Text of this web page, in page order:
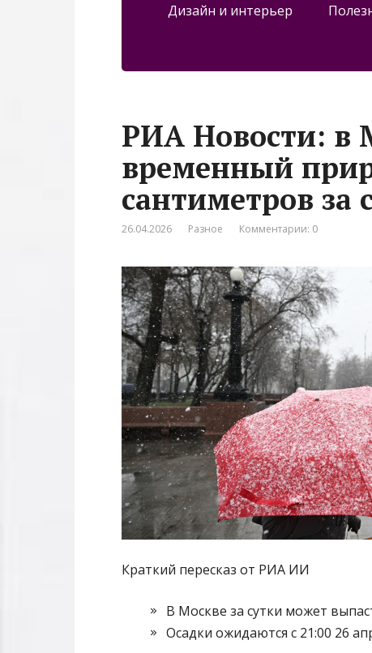
Дизайн и интерьер
РИА Новости: в
временный
сантиметров за
26.04.2026 Разное Комментарии: 0
Краткий пересказ от РИА ИИ
В Москве за сутки может
Осадки ожидаются с 21:00 26